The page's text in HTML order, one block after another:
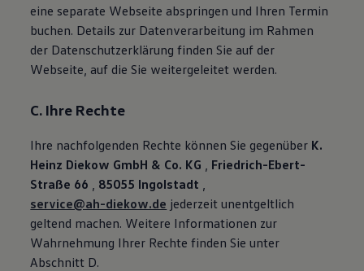
eine separate Webseite abspringen und Ihren Termin
buchen. Details zur Datenverarbeitung im Rahmen
der Datenschutzerklärung finden Sie auf der
Webseite, auf die Sie weitergeleitet werden.
C. Ihre Rechte
Ihre nachfolgenden Rechte können Sie gegenüber K.
Heinz Diekow GmbH & Co. KG , Friedrich-Ebert-
Straße 66 , 85055 Ingolstadt ,
service@ah-diekow.de jederzeit unentgeltlich
geltend machen. Weitere Informationen zur
Wahrnehmung Ihrer Rechte finden Sie unter
Abschnitt D.